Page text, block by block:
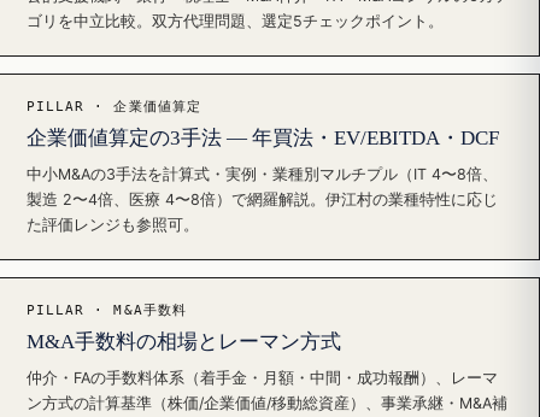
ゴリを中立比較。双方代理問題、選定5チェックポイント。
PILLAR · 企業価値算定
企業価値算定の3手法 — 年買法・EV/EBITDA・DCF
中小M&Aの3手法を計算式・実例・業種別マルチプル（IT 4〜8倍、
製造 2〜4倍、医療 4〜8倍）で網羅解説。伊江村の業種特性に応じ
た評価レンジも参照可。
PILLAR · M&A手数料
M&A手数料の相場とレーマン方式
仲介・FAの手数料体系（着手金・月額・中間・成功報酬）、レーマ
ン方式の計算基準（株価/企業価値/移動総資産）、事業承継・M&A補